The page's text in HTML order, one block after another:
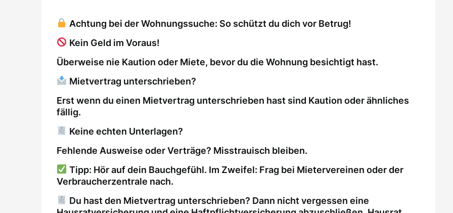
Achtung bei der Wohnungssuche: So schützt du dich vor Betrug!
Kein Geld im Voraus!
Überweise nie Kaution oder Miete, bevor du die Wohnung besichtigt hast.
Mietvertrag unterschrieben?
Erst wenn du einen Mietvertrag unterschrieben hast sind Kaution oder ähnliches
fällig.
Keine echten Unterlagen?
Fehlende Ausweise oder Verträge? Misstrauisch bleiben.
Tipp: Hör auf dein Bauchgefühl. Im Zweifel: Frag bei Mietervereinen oder der
Verbraucherzentrale nach.
Du hast den Mietvertrag unterschrieben? Dann nicht vergessen eine